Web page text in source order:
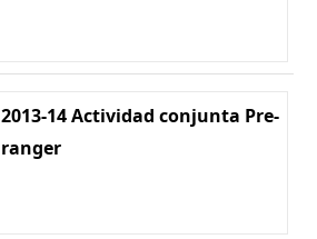
2013-14 Actividad conjunta Pre-
ranger